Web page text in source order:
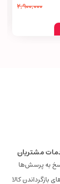
2,900,000
مشتریان
به پرسش‌ها
بازگرداندن کالا